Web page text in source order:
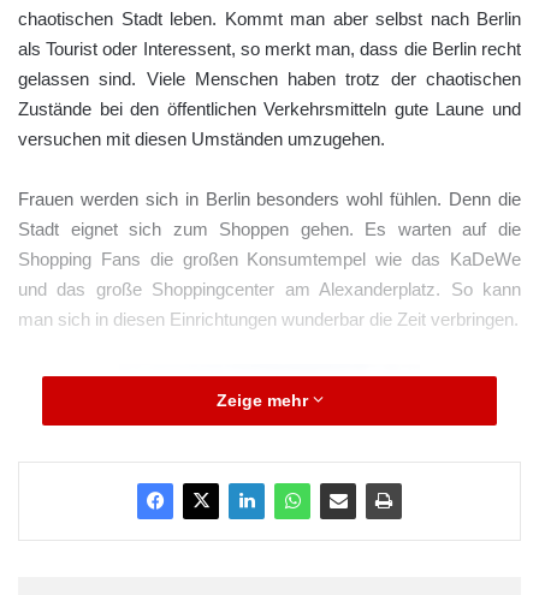
chaotischen Stadt leben. Kommt man aber selbst nach Berlin
als Tourist oder Interessent, so merkt man, dass die Berlin recht
gelassen sind. Viele Menschen haben trotz der chaotischen
Zustände bei den öffentlichen Verkehrsmitteln gute Laune und
versuchen mit diesen Umständen umzugehen.
Frauen werden sich in Berlin besonders wohl fühlen. Denn die
Stadt eignet sich zum Shoppen gehen. Es warten auf die
Shopping Fans die großen Konsumtempel wie das KaDeWe
und das große Shoppingcenter am Alexanderplatz. So kann
man sich in diesen Einrichtungen wunderbar die Zeit verbringen.
Zeige mehr